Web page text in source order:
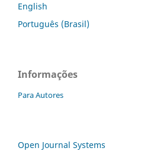
English
Português (Brasil)
Informações
Para Autores
Open Journal Systems